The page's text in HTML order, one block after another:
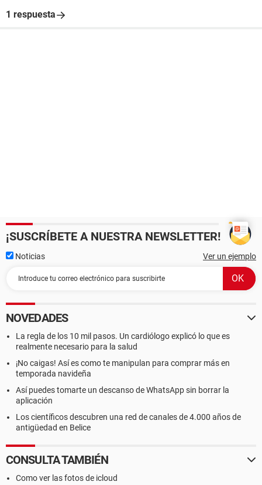
1 respuesta
¡SUSCRÍBETE A NUESTRA NEWSLETTER!
Noticias Ver un ejemplo
NOVEDADES
La regla de los 10 mil pasos. Un cardiólogo explicó lo que es
realmente necesario para la salud
¡No caigas! Así es como te manipulan para comprar más en
temporada navideña
Así puedes tomarte un descanso de WhatsApp sin borrar la
aplicación
Los científicos descubren una red de canales de 4.000 años de
antigüedad en Belice
CONSULTA TAMBIÉN
Como ver las fotos de icloud